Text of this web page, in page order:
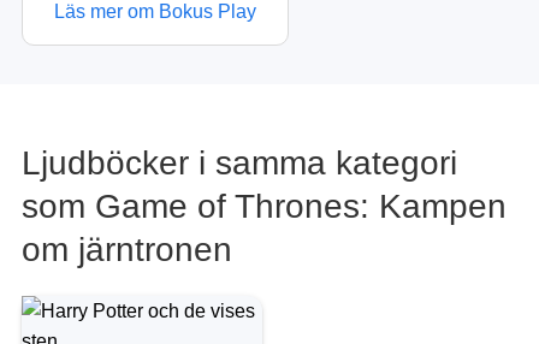
Läs mer om Bokus Play
Ljudböcker i samma kategori
som Game of Thrones: Kampen
om järntronen